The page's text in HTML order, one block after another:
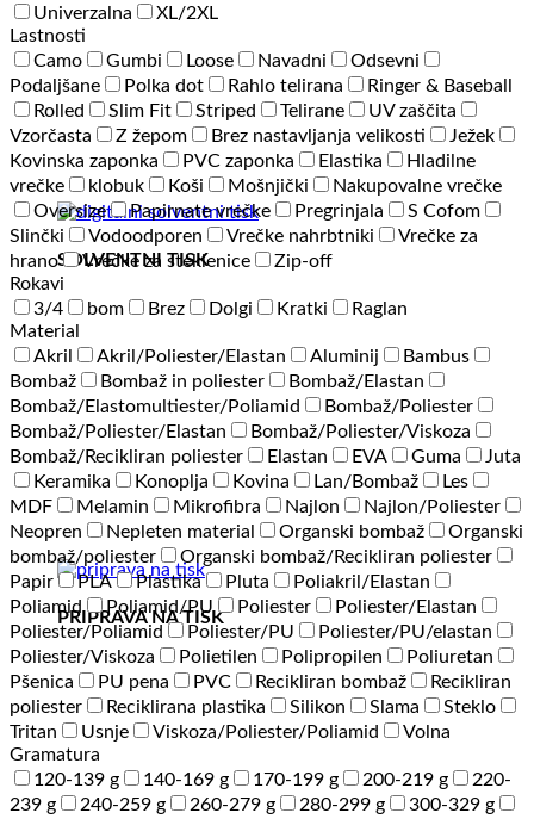
SOLVENTNI TISK
PRIPRAVA NA TISK
Univerzalna
XL/2XL
Lastnosti
Camo
Gumbi Loose Navadni
Odsevni
Podaljšane
Polka dot Rahlo telirana
Ringer & Baseball
Rolled
Slim Fit Striped Telirane
UV zaščita
Vzorčasta
Z žepom Brez nastavljanja velikosti
Ježek
Kovinska zaponka
PVC zaponka Elastika
Hladilne
vrečke
klobuk Koši Mošnjički
Nakupovalne vrečke
Oversize
Papirnate vrečke Pregrinjala
S Cofom
Slinčki
Vodoodporen Vrečke nahrbtniki
Vrečke za
hrano
Vrečke za steklenice
Zip-off
Rokavi
3/4
bom Brez Dolgi Kratki
Raglan
Material
Akril
Akril/Poliester/Elastan Aluminij
Bambus
Bombaž
Bombaž in poliester
Bombaž/Elastan
Bombaž/Elastomultiester/Poliamid
Bombaž/Poliester
Bombaž/Poliester/Elastan
Bombaž/Poliester/Viskoza
Bombaž/Recikliran poliester
Elastan EVA Guma
Juta
Keramika
Konoplja Kovina Lan/Bombaž
Les
MDF
Melamin Mikrofibra Najlon
Najlon/Poliester
Neopren
Nepleten material Organski bombaž
Organski
bombaž/poliester
Organski bombaž/Recikliran poliester
Papir
PLA Plastika Pluta
Poliakril/Elastan
Poliamid
Poliamid/PU Poliester
Poliester/Elastan
Poliester/Poliamid
Poliester/PU
Poliester/PU/elastan
Poliester/Viskoza
Polietilen Polipropilen
Poliuretan
Pšenica
PU pena PVC Recikliran bombaž
Recikliran
poliester
Reciklirana plastika Silikon Slama
Steklo
Tritan
Usnje Viskoza/Poliester/Poliamid
Volna
Gramatura
120-139 g
140-169 g 170-199 g 200-219 g
220-
239 g
240-259 g 260-279 g 280-299 g
300-329 g